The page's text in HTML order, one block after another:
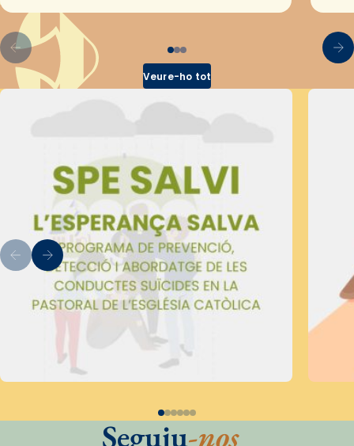
Veure-ho tot
Seguiu-nos